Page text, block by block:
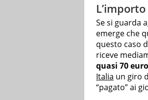
Se si guarda
emerge che
questo caso
riceve
quasi 70 euro
Italia un giro
“pagato” ai